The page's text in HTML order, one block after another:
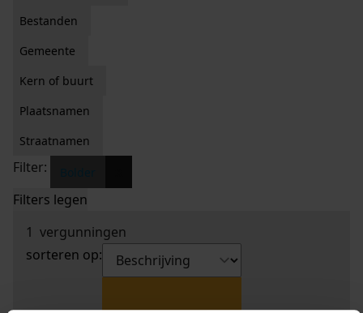
Bestanden
Gemeente
Kern of buurt
Plaatsnamen
Straatnamen
Filter:
Filters legen
1 vergunningen
sorteren op: